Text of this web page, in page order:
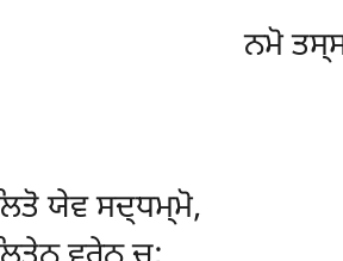
ਨਮੋ
ਯੇਵ ਸਦ੍ਧਮ੍ਮੋ,